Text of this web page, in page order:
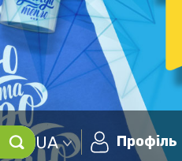
UA Профіль